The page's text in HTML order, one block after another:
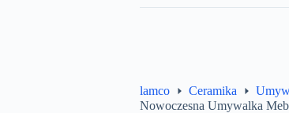
lamco Ceramika
Nowoczesna Umywalka